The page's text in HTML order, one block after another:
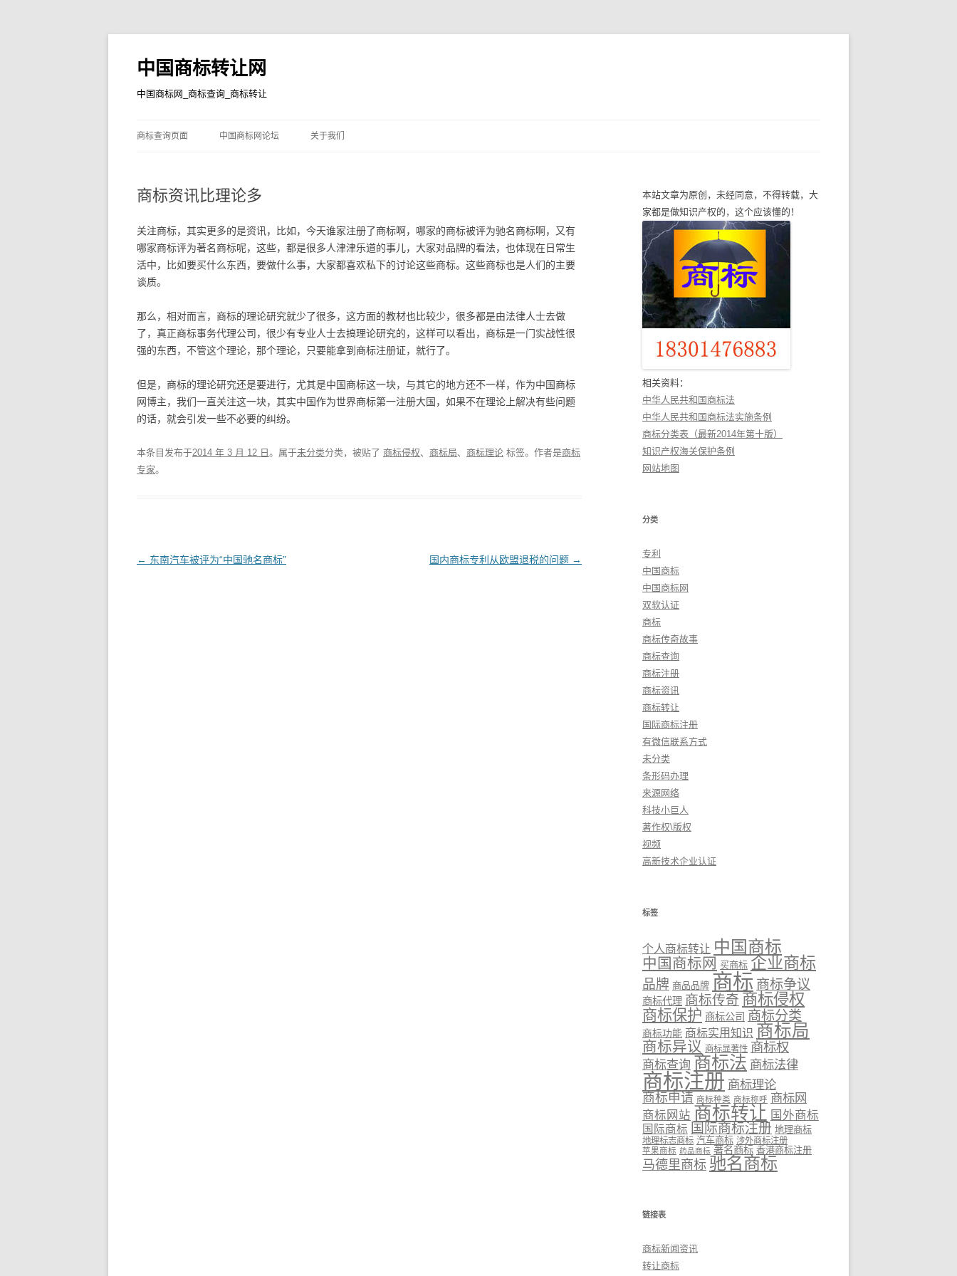
中国商标转让网
中国商标网_商标查询_商标转让
商标查询页面 中国商标网论坛 关于我们
商标资讯比理论多
关注商标，其实更多的是资讯，比如，今天谁家注册了商标啊，哪家的商标被评为驰名商标啊，又有
哪家商标评为著名商标呢，这些，都是很多人津津乐道的事儿，大家对品牌的看法，也体现在日常生
活中，比如要买什么东西，要做什么事，大家都喜欢私下的讨论这些商标。这些商标也是人们的主要
谈质。
那么，相对而言，商标的理论研究就少了很多，这方面的教材也比较少，很多都是由法律人士去做
了，真正商标事务代理公司，很少有专业人士去搞理论研究的，这样可以看出，商标是一门实战性很
强的东西，不管这个理论，那个理论，只要能拿到商标注册证，就行了。
但是，商标的理论研究还是要进行，尤其是中国商标这一块，与其它的地方还不一样，作为中国商标
网博主，我们一直关注这一块，其实中国作为世界商标第一注册大国，如果不在理论上解决有些问题
的话，就会引发一些不必要的纠纷。
本条目发布于2014 年 3 月 12 日 。属于未分类分类，被贴了 商标侵权、 商标局、 商标理论 标签。 作者是商标
专家。
文
← 东南汽车被评为“中国驰名商标” 国内商标专利从欧盟退税的问题 →
本站文章为原创，未经同意，不得转载，大
家都是做知识产权的，这个应该懂的！
相关资料：
中华人民共和国商标法
中华人民共和国商标法实施条例
商标分类表（最新2014年第十版）
知识产权海关保护条例
网站地图
分类
专利
中国商标
中国商标网
双软认证
商标
商标传奇故事
商标查询
商标注册
商标资讯
商标转让
国际商标注册
有微信联系方式
未分类
条形码办理
来源网络
科技小巨人
著作权\版权
视频
高新技术企业认证
标签
个人商标转让 中国商标
中国商标网 买商标 企业商标
品牌 商品品牌 商标 商标争议
商标代理 商标传奇 商标侵权
商标保护 商标公司 商标分类
商标功能 商标实用知识 商标局
商标异议 商标显著性 商标权
商标查询 商标法 商标法律
商标注册 商标理论
商标申请 商标种类 商标称呼 商标网
商标网站 商标转让 国外商标
国际商标 国际商标注册 地理商标
地理标志商标 汽车商标 涉外商标注册
苹果商标 药品商标 著名商标 香港商标注册
马德里商标 驰名商标
链接表
商标新闻资讯
转让商标